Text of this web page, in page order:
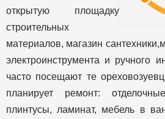
открытую площадку
строительных
материалов, магазин
электроинструмента и ручного
часто посещают те
планирует ремонт:
плинтусы, ламинат, мебель в